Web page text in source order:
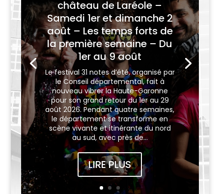
château de Laréole –
Samedi 1er et dimanche 2
août – Les temps forts de
la première semaine – Du
1er au 9 août
Le festival 31 notes d’été, organisé par
le Conseil départemental, fait à
nouveau vibrer la Haute-Garonne
pour son grand retour du 1er au 29
août 2026. Pendant quatre semaines,
le département se transforme en
scène vivante et itinérante du nord
au sud, avec près de...
LIRE PLUS